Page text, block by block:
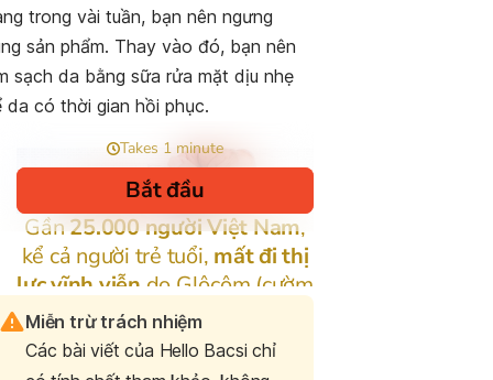
trong vài tuần, bạn nên ngưng
sản phẩm. Thay vào đó, bạn nên
sạch da bằng sữa rửa mặt dịu nhẹ
da có thời gian hồi phục.
Miễn trừ trách nhiệm
Các bài viết của Hello Bacsi chỉ